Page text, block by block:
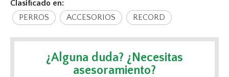
Clasificado en:
PERROS
ACCESORIOS RECORD
¿Alguna duda? ¿Necesitas
asesoramiento?